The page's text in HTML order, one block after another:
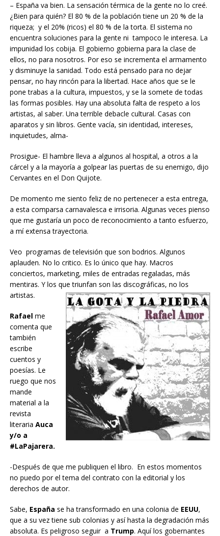
– España va bien. La sensación térmica de la gente no lo creé.
¿Bien para quién? El 80 % de la población tiene un 20 % de la
riqueza; y el 20% (ricos) el 80 % de la torta. El sistema no
encuentra soluciones para la gente ni tampoco le interesa. La
impunidad los cobija. El gobierno gobierna para la clase de
ellos, no para nosotros. Por eso se incrementa el armamento
y disminuye la sanidad. Todo está pensado para no dejar
pensar, no hay rincón para la libertad. Hace años que se le
pone trabas a la cultura, impuestos, y se la somete de todas
las formas posibles. Hay una absoluta falta de respeto a los
artistas, al saber. Una terrible debacle cultural. Casas con
aparatos y sin libros. Gente vacía, sin identidad, intereses,
inquietudes, alma-
Prosigue- El hambre lleva a algunos al hospital, a otros a la
cárcel y a la mayoría a golpear las puertas de su enemigo, dijo
Cervantes en el Don Quijote.
De momento me siento feliz de no pertenecer a esta entrega,
a esta comparsa carnavalesca e irrisoria. Algunas veces pienso
que me gustaría un poco de reconocimiento a tanto esfuerzo,
a mí extensa trayectoria.
Veo programas de televisión que son bodrios. Algunos
aplauden. No lo critico. Es lo único que hay. Macros
conciertos, marketing, miles de entradas regaladas, más
mentiras. Y los que triunfan son las discográficas, no los
artistas.
Rafael me
comenta que
también
escribe
cuentos y
poesías. Le
ruego que nos
mande
material a la
revista
literaria Auca
y/o a
#LaPajarera.
-Después de que me publiquen el libro. En estos momentos
no puedo por el tema del contrato con la editorial y los
derechos de autor.
Sabe, España se ha transformado en una colonia de EEUU,
que a su vez tiene sub colonias y así hasta la degradación más
absoluta. Es peligroso seguir a Trump. Aquí los gobernantes